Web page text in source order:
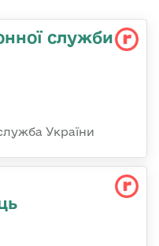
служби
України